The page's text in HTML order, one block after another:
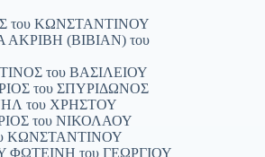
του ΚΩΝΣΤΑΝΤΙΝΟΥ
(ΒΙΒΙΑΝ) του
του ΒΑΣΙΛΕΙΟΥ
του ΣΠΥΡΙΔΩΝΟΣ
του ΧΡΗΣΤΟΥ
του ΝΙΚΟΛΑΟΥ
ΚΩΝΣΤΑΝΤΙΝΟΥ
του ΓΕΩΡΓΙΟΥ